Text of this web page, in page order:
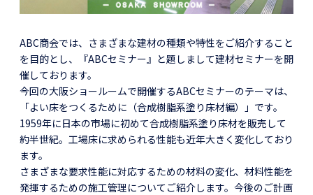
ABC商会では、さまざまな建材の種類や特性をご紹介すること
を目的とし、『ABCセミナー』と題しまして建材セミナーを開
催しております。
今回の大阪ショールームで開催するABCセミナーのテーマは、
「よい床をつくるために（合成樹脂系塗り床材編）」です。
1959年に日本の市場に初めて合成樹脂系塗り床材を販売して
約半世紀。工場床に求められる性能も近年大きく変化しており
ます。
さまざまな要求性能に対応するための材料の変化、材料性能を
発揮するための施工管理についてご紹介します。今後のご計画